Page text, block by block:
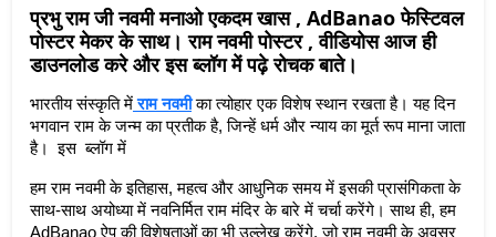
प्रभु राम जी नवमी मनाओ एकदम खास , AdBanao फेस्टिवल
पोस्टर मेकर के साथ। राम नवमी पोस्टर , वीडियोस आज ही
डाउनलोड करे और इस ब्लॉग में पढ़े रोचक बाते।
भारतीय संस्कृति में राम नवमी का त्योहार एक विशेष स्थान रखता है। यह दिन
भगवान राम के जन्म का प्रतीक है, जिन्हें धर्म और न्याय का मूर्त रूप माना जाता
है।  इस  ब्लॉग में
हम राम नवमी के इतिहास, महत्व और आधुनिक समय में इसकी प्रासंगिकता के
साथ-साथ अयोध्या में नवनिर्मित राम मंदिर के बारे में चर्चा करेंगे। साथ ही, हम
AdBanao ऐप की विशेषताओं का भी उल्लेख करेंगे, जो राम नवमी के अवसर